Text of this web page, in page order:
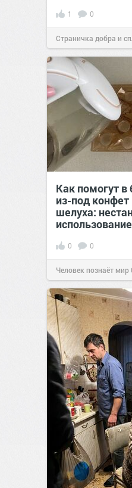
1 0
Страничка добра и
позитива!19:38Вчера
Как помогут
из-под конфет
шелуха:
0 0
Человек познаёт мир